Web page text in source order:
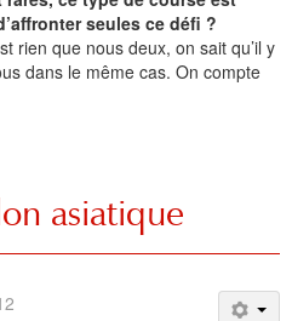
seules ce défi ?
rien que nous deux, on sait qu’il y
dans le même cas. On compte
asiatique